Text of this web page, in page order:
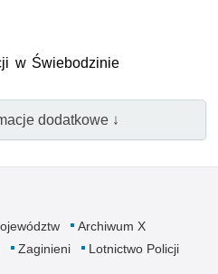
w Świebodzinie
dodatkowe ↓
Archiwum X
Zaginieni
Lotnictwo Policji